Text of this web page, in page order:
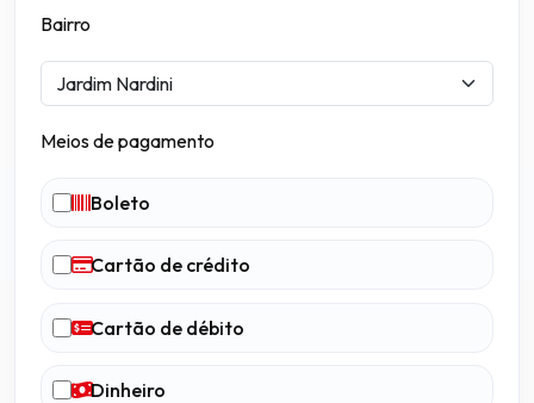
Bairro
Meios de pagamento
Boleto
Cartão de crédito
Cartão de débito
Dinheiro